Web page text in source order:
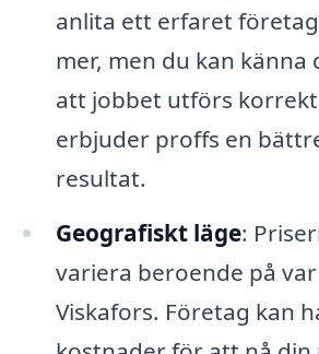
anlita ett erfaret
mer, men du kan känna
att jobbet utförs
erbjuder proffs en
resultat.
Geografiskt läge:
variera beroende på
Viskafors. Företag kan